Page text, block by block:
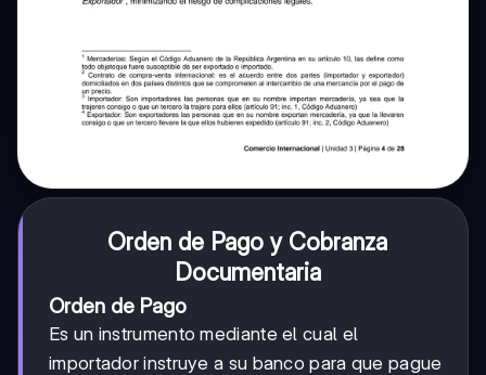
Orden de Pago y Cobranza
Documentaria
Orden de Pago
Es un instrumento mediante el cual el
importador instruye a su banco para que pague